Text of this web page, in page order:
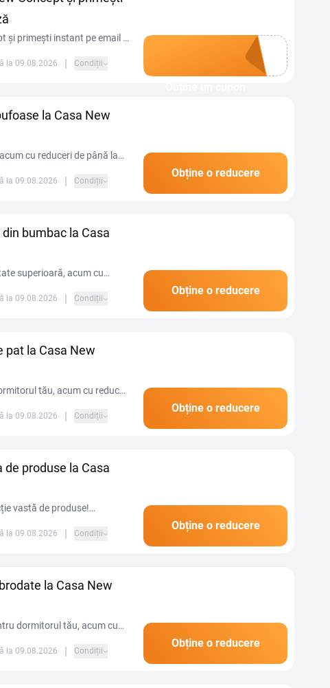
și primești instant pe email o
ta comandă.
la 09.08.2026 | Condiții
la Casa New
cu reduceri de până la
la 09.08.2026 | Condiții
Obține o reducere
din bumbac la Casa
superioară, acum cu
la 09.08.2026 | Condiții
Obține o reducere
pat la Casa New
tău, acum cu reduceri
la 09.08.2026 | Condiții
Obține o reducere
de produse la Casa
vastă de produse!
tale preferate.
la 09.08.2026 | Condiții
Obține o reducere
la Casa New
dormitorul tău, acum cu
la 09.08.2026 | Condiții
Obține o reducere